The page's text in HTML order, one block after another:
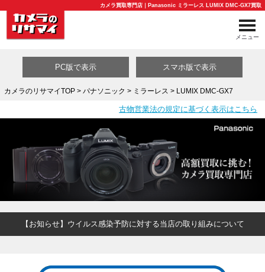
カメラ買取専門店｜Panasonic ミラーレス LUMIX DMC-GX7買取
メニュー
買取カテゴリ一覧
PC版で表示 スマホ版で表示
カメラのリサマイTOP> パナソニック > ミラーレス > LUMIX DMC-GX7
古物営業法の規定に基づく表示はこちら
【お知らせ】ウイルス感染予防に対する当店の取り組みについて